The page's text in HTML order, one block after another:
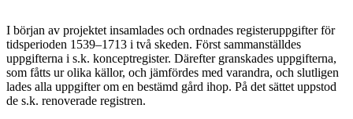
I början av projektet insamlades och ordnades registeruppgifter för
tidsperioden 1539–1713 i två skeden. Först sammanställdes
uppgifterna i s.k. konceptregister. Därefter granskades uppgifterna,
som fåtts ur olika källor, och jämfördes med varandra, och slutligen
lades alla uppgifter om en bestämd gård ihop. På det sättet uppstod
de s.k. renoverade registren.